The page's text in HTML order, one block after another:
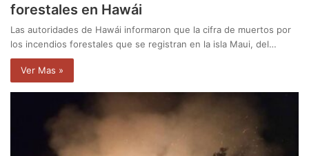
forestales en Hawái
Las autoridades de Hawái informaron que la cifra de muertos por
los incendios forestales que se registran en la isla Maui, del…
Ver Mas »